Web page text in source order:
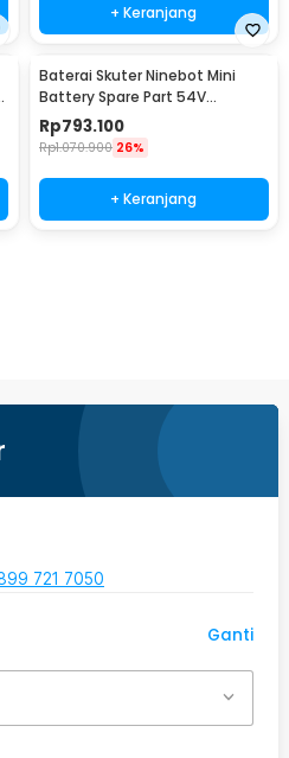
+ Keranjang
Baterai Skuter Ninebot Mini
Battery Spare Part 54V
4900mAh
Rp793.100
Rp1.070.900 26%
+ Keranjang
721 7050
Ganti